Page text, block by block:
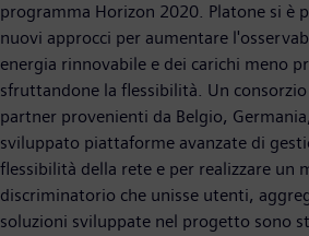
programma Horizon 2020. Platone si è
nuovi approcci per aumentare
energia rinnovabile e dei carichi meno
sfruttandone la flessibilità. Un
partner provenienti da Belgio,
sviluppato piattaforme avanzate di
flessibilità della rete e per realizzare un
discriminatorio che unisse utenti,
soluzioni sviluppate nel progetto sono